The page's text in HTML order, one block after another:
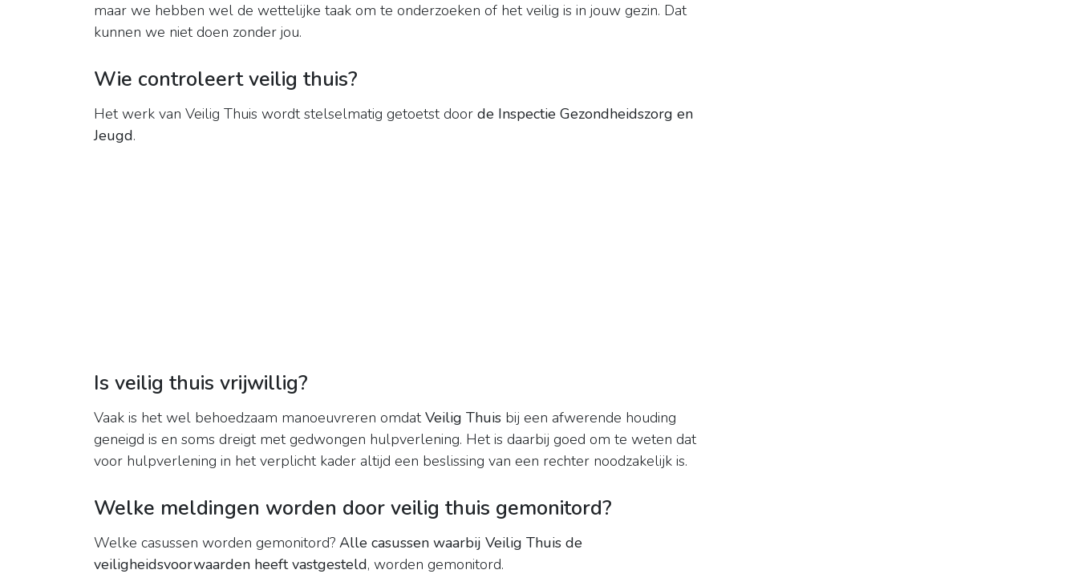
maar we hebben wel de wettelijke taak om te onderzoeken of het veilig is in jouw gezin. Dat
kunnen we niet doen zonder jou.
Wie controleert veilig thuis?
Het werk van Veilig Thuis wordt stelselmatig getoetst door de Inspectie Gezondheidszorg en
Jeugd.
Is veilig thuis vrijwillig?
Vaak is het wel behoedzaam manoeuvreren omdatVeilig Thuis bij een afwerende houding
geneigd is en soms dreigt met gedwongen hulpverlening. Het is daarbij goed om te weten dat
voor hulpverlening in het verplicht kader altijd een beslissing van een rechter noodzakelijk is.
Welke meldingen worden door veilig thuis gemonitord?
Welke casussen worden gemonitord? Alle casussen waarbij Veilig Thuis de
veiligheidsvoorwaarden heeft vastgesteld, worden gemonitord.